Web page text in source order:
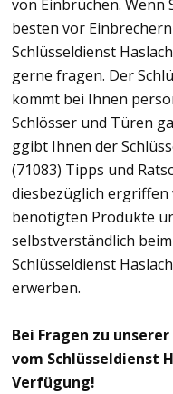
von Einbrüchen. Wenn
besten vor
Schlüsseldienst
gerne fragen. Der
kommt bei Ihnen
Schlösser und Türen
ggibt Ihnen der
(71083) Tipps und
diesbezüglich
benötigten Produkte
selbstverständlich
Schlüsseldienst
erwerben.
Bei Fragen zu
vom Schlüsseldienst
Verfügung!